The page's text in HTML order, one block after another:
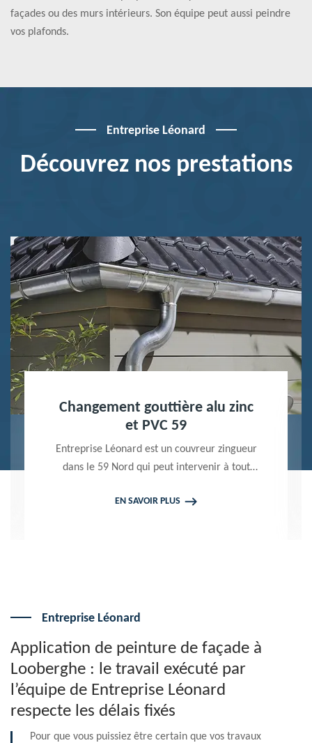
façades ou des murs intérieurs. Son équipe peut aussi peindre
vos plafonds.
Entreprise Léonard
Découvrez nos prestations
Nettoyage terrasse et pavé 59
Peintre professionnel dans le 59 Nord,
Entreprise Léonard utilise des produits de
pavé. Propose un devis gratuit qui ne vous
EN SAVOIR PLUS
Entreprise Léonard
Application de peinture de façade à
Looberghe : le travail exécuté par
l’équipe de Entreprise Léonard
respecte les délais fixés
Pour que vous puissiez être certain que vos travaux